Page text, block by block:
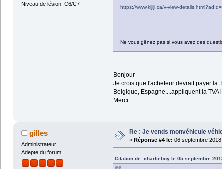
Niveau de lésion: C6/C7
https://www.kijiji.ca/v-view-
Ne vous gênez pas si vous avez des
Bonjour
Je crois que l'acheteur devrait payer la
Belgique, Espagne....appliquent la
Merci
gilles
Administrateur
Adepte du forum
Re : Je vends monvéhicule
« Réponse #4 le: 06 septembre
Citation de: charlieboy le 05 septembre